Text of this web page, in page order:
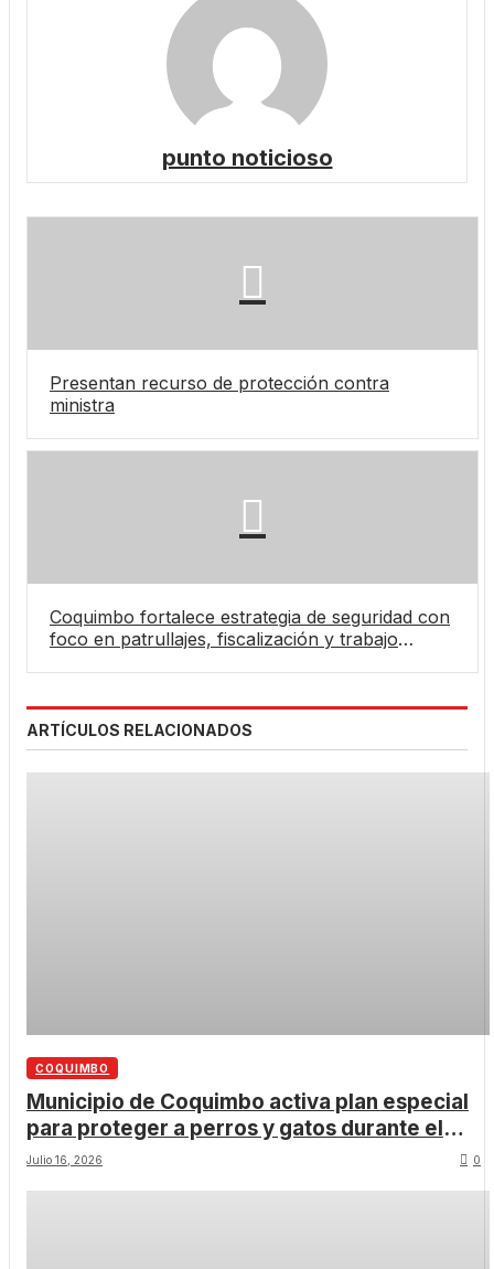
punto noticioso
Presentan recurso de protección contra
ministra
Coquimbo fortalece estrategia de seguridad con
foco en patrullajes, fiscalización y trabajo
ARTÍCULOS RELACIONADOS
COQUIMBO
Municipio de Coquimbo activa plan especial
para proteger a perros y gatos durante el
sistema frontal con patrulla operativa 24/7 y
Julio 16, 2026 0